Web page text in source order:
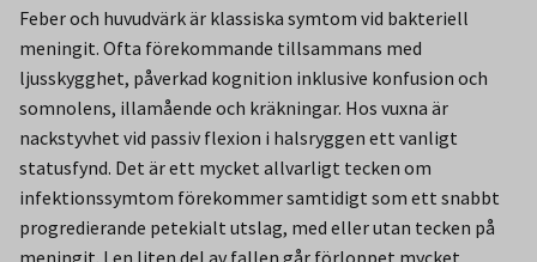
Feber och huvudvärk är klassiska symtom vid bakteriell
meningit. Ofta förekommande tillsammans med
ljusskygghet, påverkad kognition inklusive konfusion och
somnolens, illamående och kräkningar. Hos vuxna är
nackstyvhet vid passiv flexion i halsryggen ett vanligt
statusfynd. Det är ett mycket allvarligt tecken om
infektionssymtom förekommer samtidigt som ett snabbt
progredierande petekialt utslag, med eller utan tecken på